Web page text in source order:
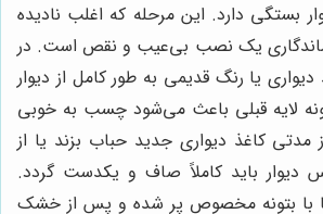
بستگی دارد. این مرحله که اغلب نادیده
ماندگاری یک نصب بی‌عیب و نقص است. در
دیواری یا رنگ قدیمی به طور کامل از دیوار
لایه قبلی باعث می‌شود چسب به خوبی
کاغذ دیواری جدید حباب بزند یا از
دیوار باید کاملاً صاف و یکدست گردد.
با بتونه مخصوص پر شده و پس از خشک